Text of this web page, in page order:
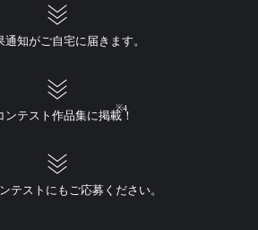
通知がご自宅に届きます。
ンテスト作品集に掲載！
※4
テストにもご応募ください。